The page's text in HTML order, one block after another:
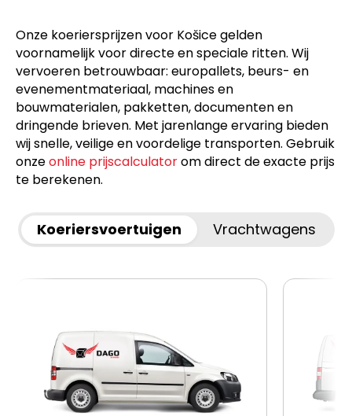
Onze koeriersprijzen voor Košice gelden
voornamelijk voor directe en speciale ritten. Wij
vervoeren betrouwbaar: europallets, beurs- en
evenementmateriaal, machines en
bouwmaterialen, pakketten, documenten en
dringende brieven. Met jarenlange ervaring bieden
wij snelle, veilige en voordelige transporten. Gebruik
onzeonline prijscalculatorom direct de exacte prijs
te berekenen.
Koeriersvoertuigen Vrachtwagens